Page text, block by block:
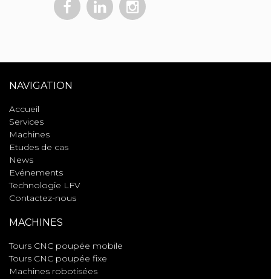
NAVIGATION
Accueil
Services
Machines
Etudes de cas
News
Evénements
Technologie LFV
Contactez-nous
MACHINES
Tours CNC poupée mobile
Tours CNC poupée fixe
Machines robotisées